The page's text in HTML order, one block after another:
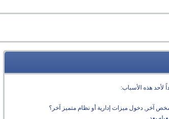
لأحد هذه الأسباب:
آخر, دخول ميزات إدارية أو نظام متميز آخر؟